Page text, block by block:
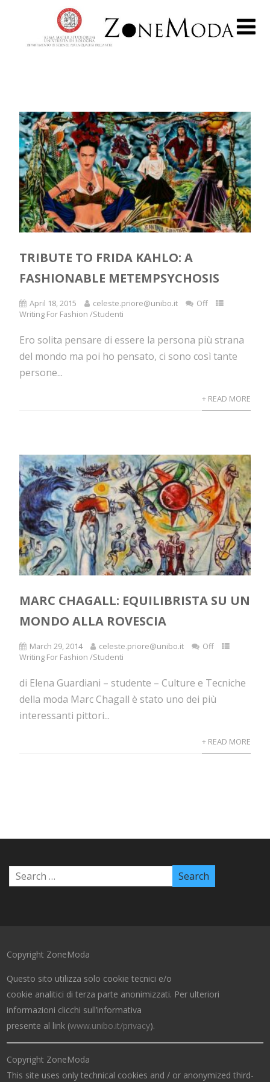
TRIBUTE TO FRIDA KAHLO: A
FASHIONABLE METEMPSYCHOSIS
April 18, 2015 celeste.priore@unibo.it
Off
Writing For Fashion /Studenti
Ero solita pensare di essere la persona più strana
del mondo ma poi ho pensato, ci sono così tante
persone...
+ READ MORE
MARC CHAGALL: EQUILIBRISTA SU UN
MONDO ALLA ROVESCIA
March 29, 2014 celeste.priore@unibo.it
Off
Writing For Fashion /Studenti
di Elena Guardiani – studente – Culture e Tecniche
della moda Marc Chagall è stato uno dei più
interessanti pittori...
+ READ MORE
Copyright ZoneModa
Questo sito utilizza solo cookie tecnici e/o
cookie analitici di terza parte anonimizzati. Per ulteriori
informazioni clicchi sull’informativa
presente al link (www.unibo.it/privacy).
Copyright ZoneModa
This site uses only technical cookies and / or anonymized third-